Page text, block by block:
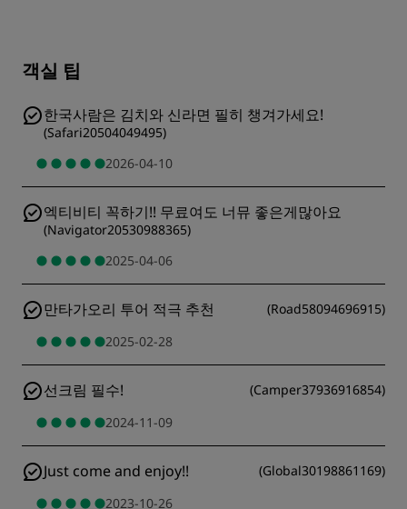
객실 팁
한국사람은 김치와 신라면 필히 챙겨가세요!
(Safari20504049495)
2026-04-10
엑티비티 꼭하기!! 무료여도 너뮤 좋은게많아요
(Navigator20530988365)
2025-04-06
만타가오리 투어 적극 추천 (Road58094696915)
2025-02-28
선크림 필수! (Camper37936916854)
2024-11-09
Just come and enjoy!! (Global30198861169)
2023-10-26